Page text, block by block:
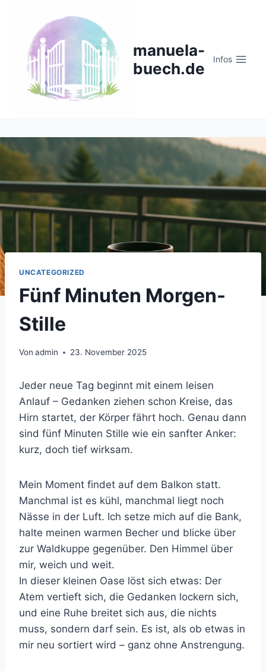
springen
manuela-
buech.de
Infos
UNCATEGORIZED
Fünf Minuten Morgen-
Stille
Von admin 23. November 2025
Jeder neue Tag beginnt mit einem leisen
Anlauf – Gedanken ziehen schon Kreise, das
Hirn startet, der Körper fährt hoch. Genau dann
sind fünf Minuten Stille wie ein sanfter Anker:
kurz, doch tief wirksam.
Mein Moment findet auf dem Balkon statt.
Manchmal ist es kühl, manchmal liegt noch
Nässe in der Luft. Ich setze mich auf die Bank,
halte meinen warmen Becher und blicke über
zur Waldkuppe gegenüber. Den Himmel über
mir, weich und weit.
In dieser kleinen Oase löst sich etwas: Der
Atem vertieft sich, die Gedanken lockern sich,
und eine Ruhe breitet sich aus, die nichts
muss, sondern darf sein. Es ist, als ob etwas in
mir neu sortiert wird – ganz ohne Anstrengung.